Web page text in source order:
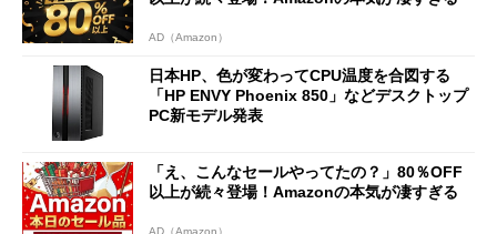
AD（Amazon）
日本HP、色が変わってCPU温度を合図する
「HP ENVY Phoenix 850」などデスクトップ
PC新モデル発表
「え、こんなセールやってたの？」80％OFF
以上が続々登場！Amazonの本気が凄すぎる
AD（Amazon）